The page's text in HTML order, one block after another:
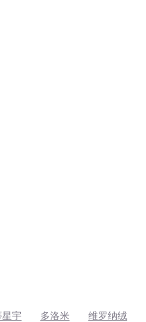
宇 多洛米 维罗纳绒